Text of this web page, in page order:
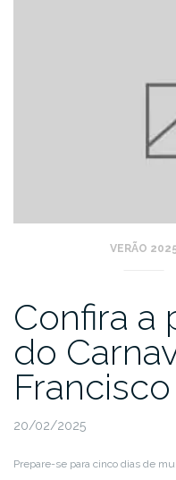
VERÃO
Confira a
do
20/02/2025
Prepare-se para cinco dias de